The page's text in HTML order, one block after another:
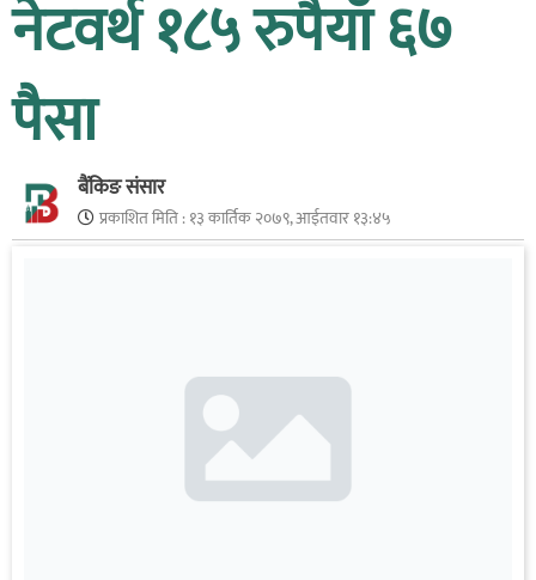
नेटवर्थ १८५ रुपैयाँ ६७
पैसा
बैंकिङ संसार
प्रकाशित मिति :१३ कार्तिक २०७९, आईतवार १३:४५